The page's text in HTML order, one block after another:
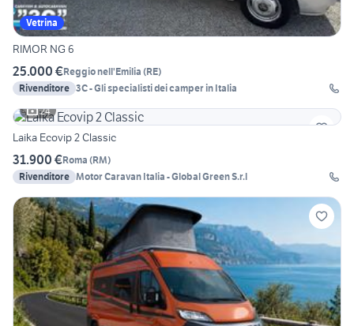
Vetrina
RIMOR NG 6
25.000 €Reggio nell'Emilia (RE)
Rivenditore 3C - Gli specialisti dei camper in Italia
24
Laika Ecovip 2 Classic
31.900 €Roma (RM)
Rivenditore Motor Caravan Italia - Global Green S.r.l